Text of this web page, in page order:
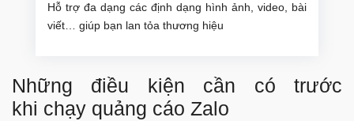
Hỗ trợ đa dạng các định dạng hình ảnh, video, bài
viết… giúp bạn lan tỏa thương hiệu
Những điều kiện cần có trước
khi chạy quảng cáo Zalo